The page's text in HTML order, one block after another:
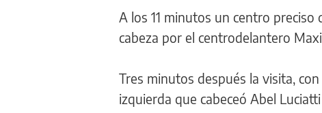
A los 11 minutos un centro
cabeza por el centrodelantero
Tres minutos después la visita,
izquierda que cabeceó Abel